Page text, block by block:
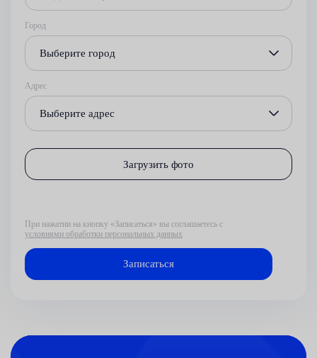
Город
Выберите город
Адрес
Выберите адрес
Загрузить фото
При нажатии на кнопку «Записаться» вы соглашаетесь с
условиями обработки персональных данных